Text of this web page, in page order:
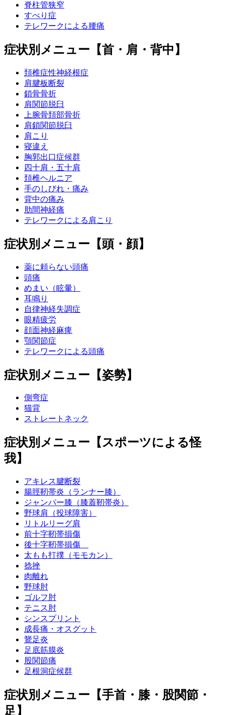
脊柱管狭窄
すべり症
テレワークによる腰痛
症状別メニュー【首・肩・背中】
頚椎症性神経根症
肩腱板断裂
鎖骨骨折
肩関節脱臼
上腕骨頚部骨折
肩鎖関節脱臼
肩こり
寝違え
胸郭出口症候群
四十肩・五十肩
頚椎ヘルニア
手のしびれ・痛み
背中の痛み
肋間神経痛
テレワークによる肩こり
症状別メニュー【頭・顔】
薬に頼らない頭痛
頭痛
めまい（眩暈）
耳鳴り
自律神経失調症
眼精疲労
顔面神経麻痺
顎関節症
テレワークによる頭痛
症状別メニュー【姿勢】
側弯症
猫背
ストレートネック
症状別メニュー【スポーツによる怪
我】
アキレス腱断裂
腸脛靭帯炎（ランナー膝）
ジャンパー膝（膝蓋靭帯炎）
野球肩（投球障害）
リトルリーグ肩
前十字靭帯損傷
後十字靭帯損傷
太もも打撲（モモカン）
捻挫
肉離れ
野球肘
ゴルフ肘
テニス肘
シンスプリント
成長痛・オスグット
鵞足炎
足底筋膜炎
股関節痛
足根洞症候群
症状別メニュー【手首・膝・股関節・
足】